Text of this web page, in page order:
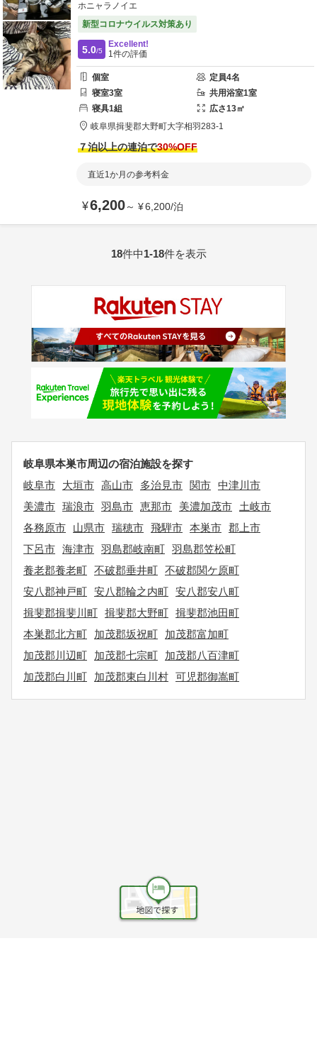
ホニャラノイエ
新型コロナウイルス対策あり
5.0/5
Excellent!
1件の評価
個室 定員4名
寝室3室 共用浴室1室
寝具1組 広さ13㎡
岐阜県揖斐郡大野町大字相羽283-1
７泊以上の連泊で30%OFF
直近1か月の参考料金
¥6,200～ ¥6,200/泊
18件中1-18件を表示
岐阜県本巣市周辺の宿泊施設を探す
岐阜市
大垣市 高山市 多治見市 関市 中津川市
美濃市 瑞浪市 羽島市 恵那市 美濃加茂市
土岐市
各務原市
山県市 瑞穂市 飛騨市 本巣市 郡上市
下呂市 海津市 羽島郡岐南町 羽島郡笠松町
養老郡養老町 不破郡垂井町 不破郡関ケ原町
安八郡神戸町 安八郡輪之内町 安八郡安八町
揖斐郡揖斐川町 揖斐郡大野町 揖斐郡池田町
本巣郡北方町
加茂郡坂祝町
加茂郡富加町
加茂郡川辺町
加茂郡七宗町
加茂郡八百津町
加茂郡白川町
加茂郡東白川村 可児郡御嵩町